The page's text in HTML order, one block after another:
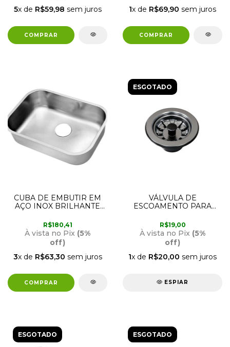
5x de R$59,98 sem juros
1x de R$69,90 sem juros
CUBA DE EMBUTIR EM
AÇO INOX BRILHANTE
RIVA 017004CJ DOCOL
R$180,41
À vista no Pix (5%
off)
3x de R$63,30 sem juros
ESGOTADO
VÁLVULA DE
ESCOAMENTO PARA
DOCOL 90017324004
R$19,00
À vista no Pix (5%
off)
1x de R$20,00 sem juros
ESPIAR
ESGOTADO ESGOTADO